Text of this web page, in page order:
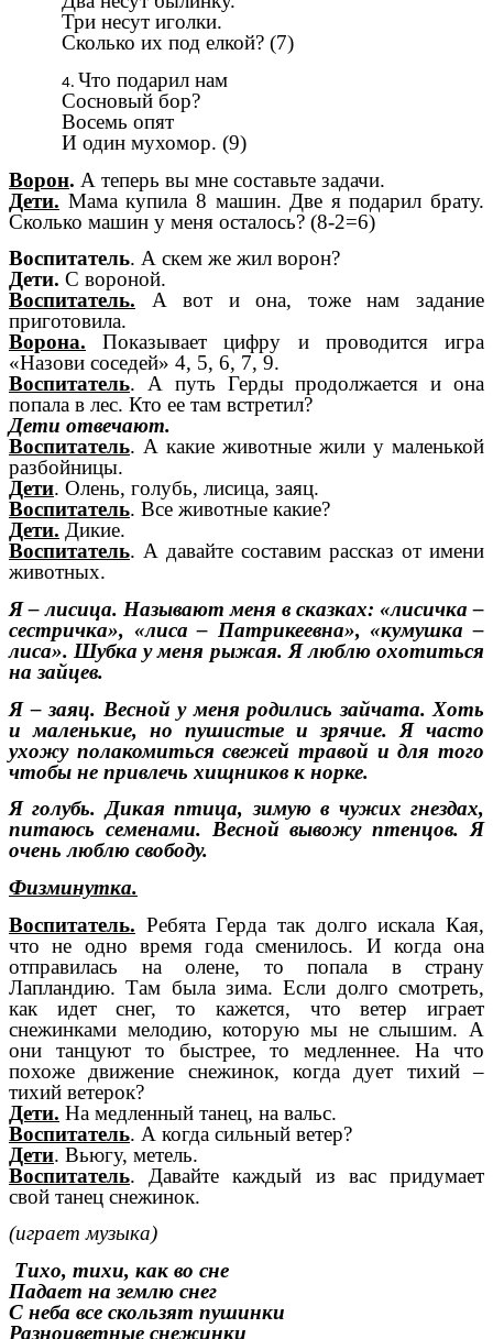
Три несут иголки.
Сколько их под елкой? (7)
Что подарил нам
Сосновый бор?
Восемь опят
И один мухомор. (9)
Ворон. А теперь вы мне составьте задачи.
Дети. Мама купила 8 машин. Две я подарил брату.
Сколько машин у меня осталось? (8-2=6)
Воспитатель. А скем же жил ворон?
Дети. С вороной.
Воспитатель. А вот и она, тоже нам задание
приготовила.
Ворона. Показывает цифру и проводится игра
«Назови соседей» 4, 5, 6, 7, 9.
Воспитатель. А путь Герды продолжается и она
попала в лес. Кто ее там встретил?
Дети отвечают.
Воспитатель. А какие животные жили у маленькой
разбойницы.
Дети. Олень, голубь, лисица, заяц.
Воспитатель. Все животные какие?
Дети. Дикие.
Воспитатель. А давайте составим рассказ от имени
животных.
Я – лисица. Называют меня в сказках: «лисичка –
сестричка», «лиса – Патрикеевна», «кумушка –
лиса». Шубка у меня рыжая. Я люблю охотиться
на зайцев.
Я – заяц. Весной у меня родились зайчата. Хоть
и маленькие, но пушистые и зрячие. Я часто
ухожу полакомиться свежей травой и для того
чтобы не привлечь хищников к норке.
Я голубь. Дикая птица, зимую в чужих гнездах,
питаюсь семенами. Весной вывожу птенцов. Я
очень люблю свободу.
Физминутка.
Воспитатель. Ребята Герда так долго искала Кая,
что не одно время года сменилось. И когда она
отправилась на олене, то попала в страну
Лапландию. Там была зима. Если долго смотреть,
как идет снег, то кажется, что ветер играет
снежинками мелодию, которую мы не слышим. А
они танцуют то быстрее, то медленнее. На что
похоже движение снежинок, когда дует тихий –
тихий ветерок?
Дети. На медленный танец, на вальс.
Воспитатель. А когда сильный ветер?
Дети. Вьюгу, метель.
Воспитатель. Давайте каждый из вас придумает
свой танец снежинок.
(играет музыка)
Тихо, тихи, как во сне
Падает на землю снег
С неба все скользят пушинки
Разноцветные снежинки